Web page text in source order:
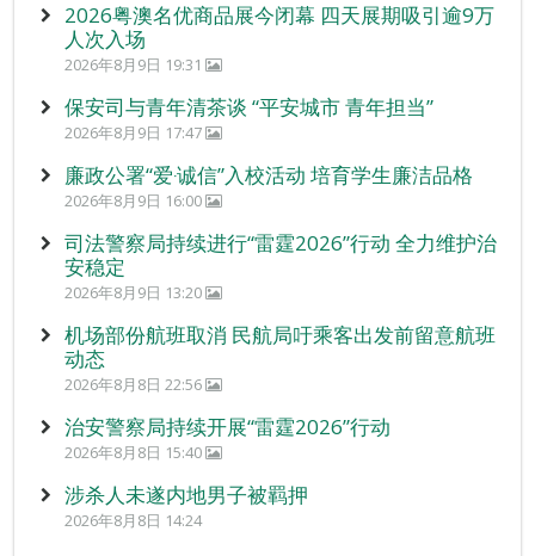
2026粤澳名优商品展今闭幕 四天展期吸引逾9万
人次入场
2026年8月9日 19:31
保安司与青年清茶谈 “平安城市 青年担当”
2026年8月9日 17:47
廉政公署“爱‧诚信”入校活动 培育学生廉洁品格
2026年8月9日 16:00
司法警察局持续进行“雷霆2026”行动 全力维护治
安稳定
2026年8月9日 13:20
机场部份航班取消 民航局吁乘客出发前留意航班
动态
2026年8月8日 22:56
治安警察局持续开展“雷霆2026”行动
2026年8月8日 15:40
涉杀人未遂内地男子被羁押
2026年8月8日 14:24